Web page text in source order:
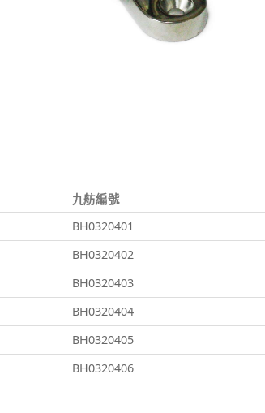
九舫編號
BH0320401
BH0320402
BH0320403
BH0320404
BH0320405
BH0320406